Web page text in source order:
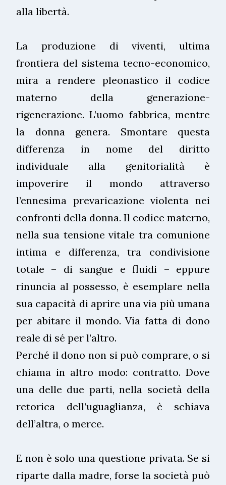
alla libertà.
La produzione di viventi, ultima
frontiera del sistema tecno-economico,
mira a rendere pleonastico il codice
materno della generazione-
rigenerazione. L’uomo fabbrica, mentre
la donna genera. Smontare questa
differenza in nome del diritto
individuale alla genitorialità è
impoverire il mondo attraverso
l’ennesima prevaricazione violenta nei
confronti della donna. Il codice materno,
nella sua tensione vitale tra comunione
intima e differenza, tra condivisione
totale – di sangue e fluidi – eppure
rinuncia al possesso, è esemplare nella
sua capacità di aprire una via più umana
per abitare il mondo. Via fatta di dono
reale di sé per l’altro.
Perché il dono non si può comprare, o si
chiama in altro modo: contratto. Dove
una delle due parti, nella società della
retorica dell’uguaglianza, è schiava
dell’altra, o merce.
E non è solo una questione privata. Se si
riparte dalla madre, forse la società può